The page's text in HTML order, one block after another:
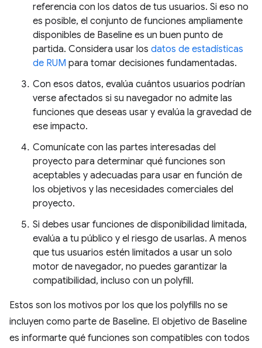
referencia con los datos de tus usuarios. Si eso no
es posible, el conjunto de funciones ampliamente
disponibles de Baseline es un buen punto de
partida. Considera usar los datos de estadísticas
de RUM para tomar decisiones fundamentadas.
Con esos datos, evalúa cuántos usuarios podrían
verse afectados si su navegador no admite las
funciones que deseas usar y evalúa la gravedad de
ese impacto.
Comunícate con las partes interesadas del
proyecto para determinar qué funciones son
aceptables y adecuadas para usar en función de
los objetivos y las necesidades comerciales del
proyecto.
Si debes usar funciones de disponibilidad limitada,
evalúa a tu público y el riesgo de usarlas. A menos
que tus usuarios estén limitados a usar un solo
motor de navegador, no puedes garantizar la
compatibilidad, incluso con un polyfill.
Estos son los motivos por los que los polyfills no se
incluyen como parte de Baseline. El objetivo de Baseline
es informarte qué funciones son compatibles con todos